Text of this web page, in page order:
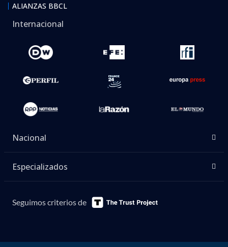
ALIANZAS BBCL
Internacional
Nacional
Especializados
Seguimos criterios de